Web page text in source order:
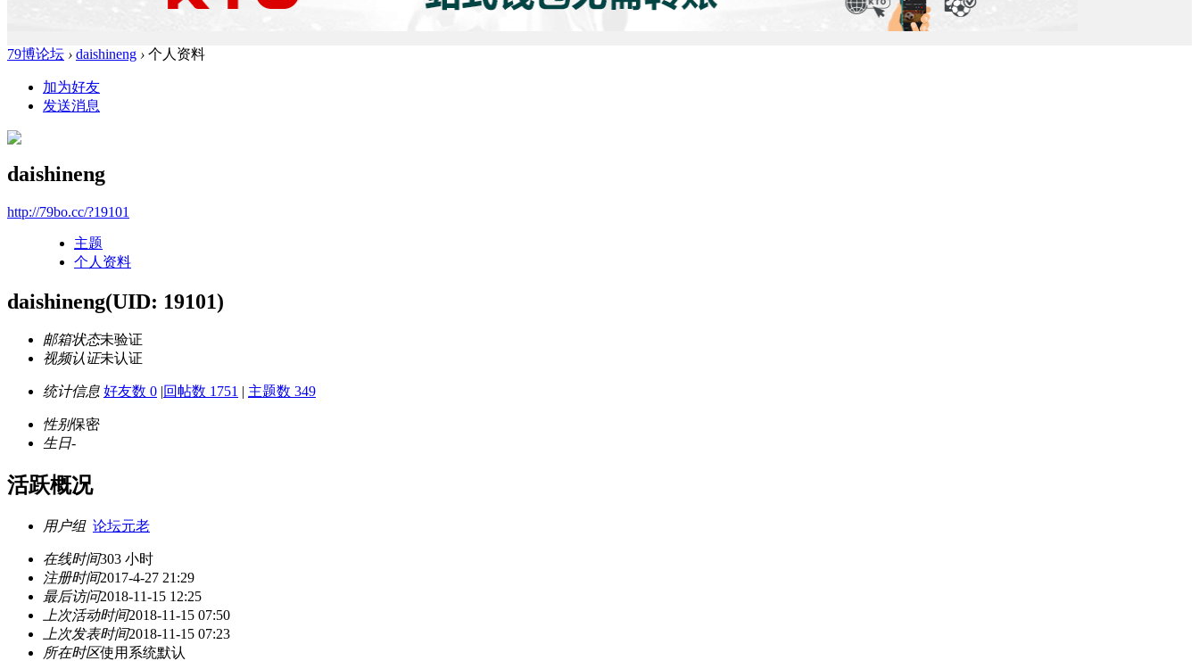
79博论坛 › daishineng › 个人资料
加为好友
发送消息
daishineng
http://79bo.cc/?19101
主题
个人资料
daishineng(UID: 19101)
邮箱状态未验证
视频认证未认证
统计信息 好友数 0 |回帖数 1751 | 主题数 349
性别保密
生日-
活跃概况
用户组 论坛元老
在线时间303 小时
注册时间2017-4-27 21:29
最后访问2018-11-15 12:25
上次活动时间2018-11-15 07:50
上次发表时间2018-11-15 07:23
所在时区使用系统默认